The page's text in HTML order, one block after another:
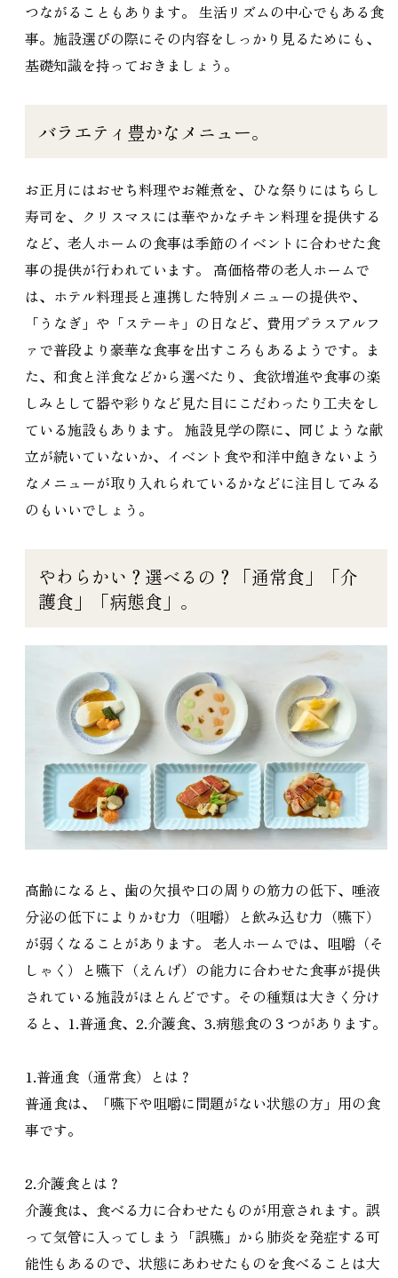
つながることもあります。 生活リズムの中心でもある食
事。施設選びの際にその内容をしっかり見るためにも、
基礎知識を持っておきましょう。
バラエティ豊かなメニュー。
お正月にはおせち料理やお雑煮を、ひな祭りにはちらし
寿司を、クリスマスには華やかなチキン料理を提供する
など、老人ホームの食事は季節のイベントに合わせた食
事の提供が行われています。 高価格帯の老人ホームで
は、ホテル料理長と連携した特別メニューの提供や、
「うなぎ」や「ステーキ」の日など、費用プラスアルフ
ァで普段より豪華な食事を出すころもあるようです。ま
た、和食と洋食などから選べたり、食欲増進や食事の楽
しみとして器や彩りなど見た目にこだわったり工夫をし
ている施設もあります。 施設見学の際に、同じような献
立が続いていないか、イベント食や和洋中飽きないよう
なメニューが取り入れられているかなどに注目してみる
のもいいでしょう。
やわらかい？選べるの？「通常食」「介
護食」「病態食」。
高齢になると、歯の欠損や口の周りの筋力の低下、唾液
分泌の低下によりかむ力（咀嚼）と飲み込む力（嚥下）
が弱くなることがあります。 老人ホームでは、咀嚼（そ
しゃく）と嚥下（えんげ）の能力に合わせた食事が提供
されている施設がほとんどです。その種類は大きく分け
ると、1.普通食、2.介護食、3.病態食の３つがあります。
1.普通食（通常食）とは？
普通食は、「嚥下や咀嚼に問題がない状態の方」用の食
事です。
2.介護食とは？
介護食は、食べる力に合わせたものが用意されます。誤
って気管に入ってしまう「誤嚥」から肺炎を発症する可
能性もあるので、状態にあわせたものを食べることは大